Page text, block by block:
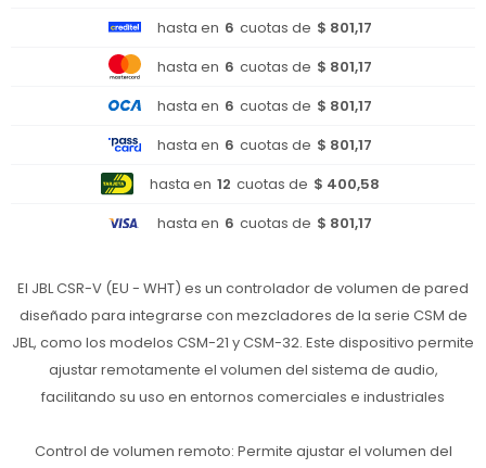
hasta en 6 cuotas de $ 801,17
hasta en 6 cuotas de $ 801,17
hasta en 6 cuotas de $ 801,17
hasta en 6 cuotas de $ 801,17
hasta en 12 cuotas de $ 400,58
hasta en 6 cuotas de $ 801,17
El JBL CSR-V (EU - WHT) es un controlador de volumen de pared
diseñado para integrarse con mezcladores de la serie CSM de
JBL, como los modelos CSM-21 y CSM-32. Este dispositivo permite
ajustar remotamente el volumen del sistema de audio,
facilitando su uso en entornos comerciales e industriales
Control de volumen remoto: Permite ajustar el volumen del